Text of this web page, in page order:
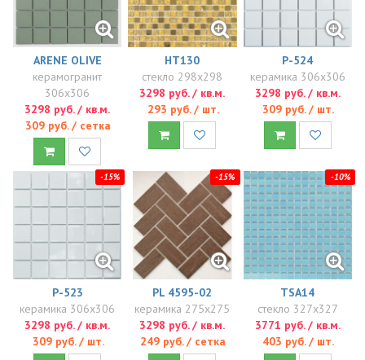
ARENE OLIVE
керамогранит
306x306
3298 руб. / кв.м.
309 руб. / сетка
HT130
стекло 298x298
3298 руб. / кв.м.
293 руб. / шт.
P-524
керамика 306x306
3298 руб. / кв.м.
309 руб. / шт.
-15%
P-523
керамика 306x306
3298 руб. / кв.м.
309 руб. / шт.
-15%
PL 4595-02
керамика 275x275
3298 руб. / кв.м.
249 руб. / сетка
-10%
TSA14
стекло 327x327
3771 руб. / кв.м.
403 руб. / шт.